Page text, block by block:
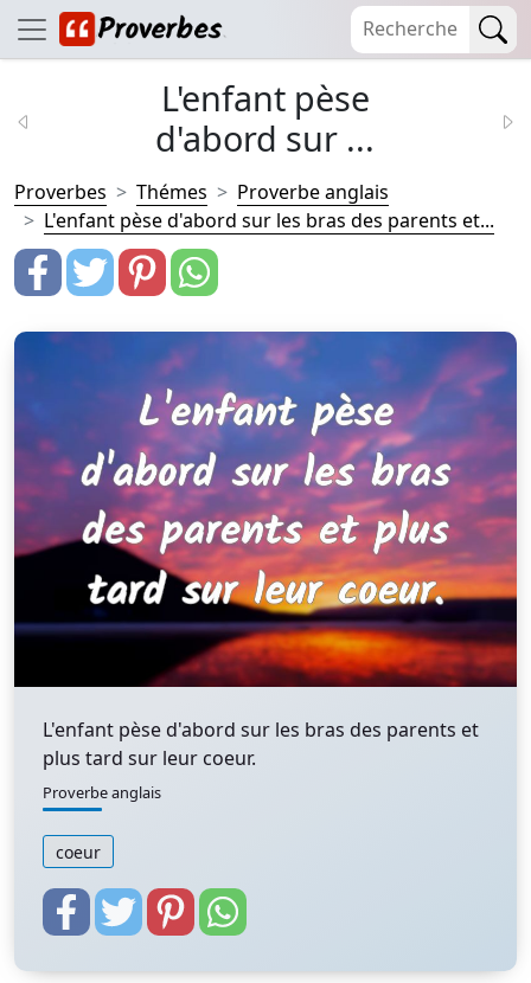
L'enfant pèse
d'abord sur ...
Proverbes Thémes
Proverbe anglais
L'enfant pèse d'abord sur les bras des parents et...
L'enfant pèse d'abord sur les bras des parents et
plus tard sur leur coeur.
Proverbe anglais
coeur